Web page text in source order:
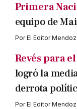
Primera
equipo de
PorEl Editor
Revés para
logró la
derrota
PorEl Editor